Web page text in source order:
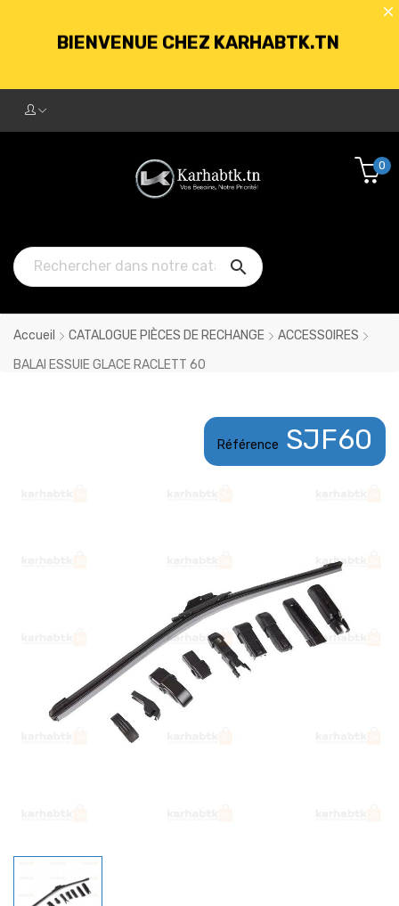
BIENVENUE CHEZ KARHABTK.TN
250DT D'ACHATS

0
Accueil CATALOGUE PIÈCES DE RECHANGE
ACCESSOIRES
BALAI ESSUIE GLACE RACLETT 60
Référence SJF60